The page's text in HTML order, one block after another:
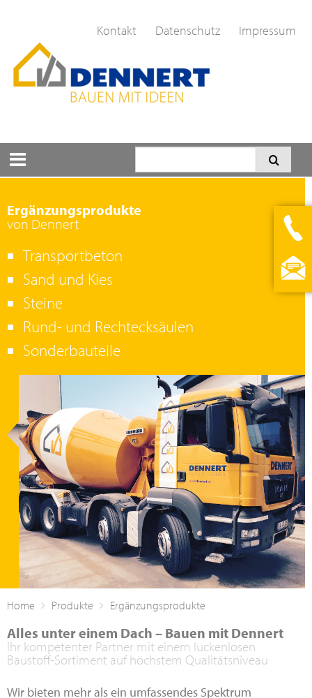
Kontakt Datenschutz Impressum
Ergänzungsprodukte
von Dennert
Transportbeton
Sand und Kies
Steine
Rund- und Rechtecksäulen
Sonderbauteile
Home Produkte Ergänzungsprodukte
Alles unter einem Dach – Bauen mit Dennert
Ihr kompetenter Partner mit einem lückenlosen
Baustoff-Sortiment auf höchstem Qualitätsniveau
Wir bieten mehr als ein umfassendes Spektrum